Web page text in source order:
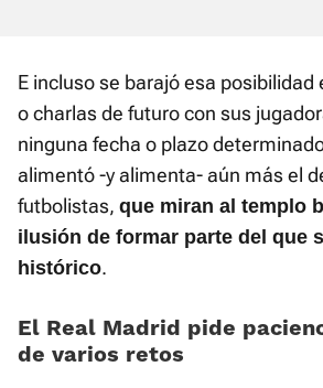
E incluso se barajó esa posibilidad
o charlas de futuro con sus
ninguna fecha o plazo
alimentó -y alimenta- aún más el
futbolistas, que miran al templo
ilusión de formar parte del que
histórico.
El Real Madrid pide
de varios retos